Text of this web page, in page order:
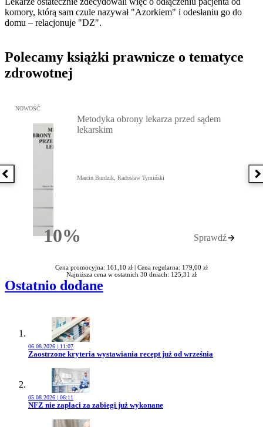
komory, którą sam czule nazywał "Azorkiem" i odesłaniu go do
domu – relacjonuje "DZ".
Polecamy książki prawnicze o tematyce
zdrowotnej
Poprzednia książka
Przejdź do: Metodyka obrony lekarza przed sądem lekarskim,
NOWOŚĆ
10%Rabatu
Metodyka obrony lekarza przed sądem
lekarskim
Marcin Burdzik, Radosław Tymiński
Sprawdź
Cena promocyjna: 161,10 zł | Cena regularna: 179,00 zł
Najniższa cena w ostatnich 30 dniach: 125,31 zł
Ostatnio dodane
06.08.2026 | 11:07
Przejdź do artykułu:
Zaostrzone kryteria wystawiania recept już od września
05.08.2026 | 06:11
Przejdź do artykułu:
NFZ nie zapłaci za zabiegi już wykonane